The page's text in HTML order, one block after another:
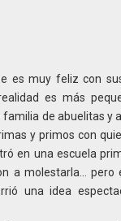
es muy feliz con
es más
de abuelitas y
y primos con
en una escuela
a molestarla… pero
una idea